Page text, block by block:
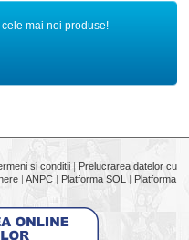
mai noi produse!
si conditii| Prelucrarea datelor cu
| ANPC | Platforma SOL | Platforma